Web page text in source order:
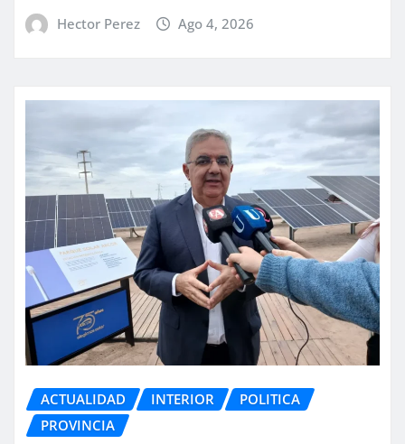
Hector Perez Ago 4, 2026
ACTUALIDAD INTERIOR
POLITICA
PROVINCIA